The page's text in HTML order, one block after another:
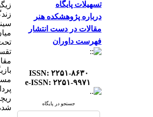
تسهیلات پایگاه
درباره پژوهشکده هنر
مقالات در دست انتشار
فهرست داوران
ISSN: ۲۲۵۱-۸۶۳۰
e-ISSN: ۲۲۵۱-۹۹۷۱
جستجو در پایگاه